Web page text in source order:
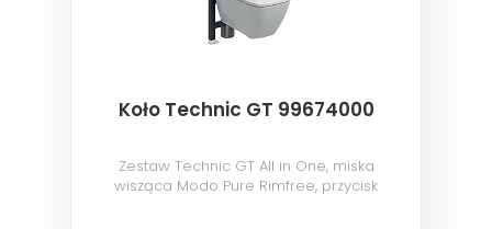
Koło Technic GT 99674000
Zestaw Technic GT All in One, miska
wisząca Modo Pure Rimfree, przycisk